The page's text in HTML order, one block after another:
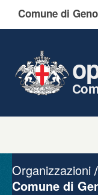
Comune di
Gruppi
Organizzazioni
Comune di